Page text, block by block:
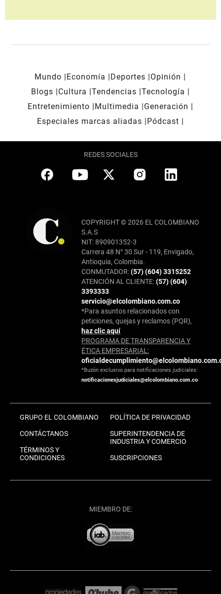
Mundo Economía Deportes
Opinión
Blogs
Cultura Tendencias Tecnología
Entretenimiento
Multimedia
Generación
Especiales marcas aliadas
Pódcast
REDES SOCIALES
COPYRIGHT © 2026 EL COLOMBIANO
S.A.S
NIT: 890901352-3
Carrera 48 N° 30 Sur - 119, Envigado,
Antioquia, Colombia.
CONMUTADOR:(57) (604) 3315252
ATENCIÓN AL CLIENTE:(57) (604)
3393333
servicio@elcolombiano.com.co
*Para asuntos relacionados con
peticiones, quejas y reclamos (PQR),
haz clic aquí
PROGRAMA DE TRANSPARENCIA Y
ÉTICA EMPRESARIAL:
*Buzón exclusivo para notificaciones judiciales:
notificacionesjudiciales@elcolombiano.com.co
GRUPO EL COLOMBIANO
CONTÁCTANOS
TÉRMINOS Y
CONDICIONES
POLÍTICA DE PRIVACIDAD
SUPERINTENDENCIA DE
INDUSTRIA Y COMERCIO
SUSCRIPCIONES
MIEMBRO DE: